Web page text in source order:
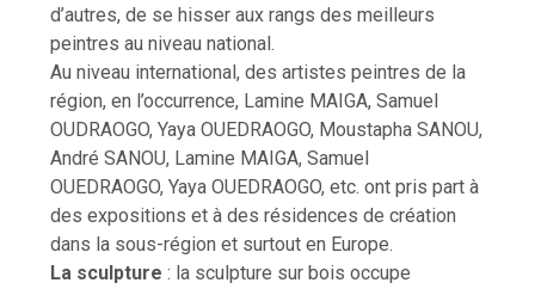
d’autres, de se hisser aux rangs des meilleurs
peintres au niveau national.
Au niveau international, des artistes peintres de la
région, en l’occurrence, Lamine MAIGA, Samuel
OUDRAOGO, Yaya OUEDRAOGO, Moustapha SANOU,
André SANOU, Lamine MAIGA, Samuel
OUEDRAOGO, Yaya OUEDRAOGO, etc. ont pris part à
des expositions et à des résidences de création
dans la sous-région et surtout en Europe.
La sculpture: la sculpture sur bois occupe